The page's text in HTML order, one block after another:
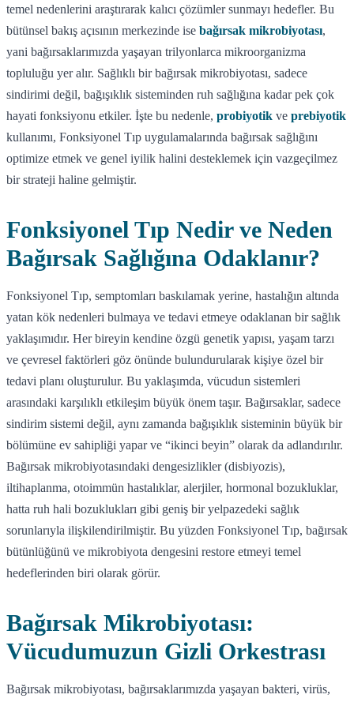
temel nedenlerini araştırarak kalıcı çözümler sunmayı hedefler. Bu
bütünsel bakış açısının merkezinde ise bağırsak mikrobiyotası,
yani bağırsaklarımızda yaşayan trilyonlarca mikroorganizma
topluluğu yer alır. Sağlıklı bir bağırsak mikrobiyotası, sadece
sindirimi değil, bağışıklık sisteminden ruh sağlığına kadar pek çok
hayati fonksiyonu etkiler. İşte bu nedenle, probiyotik ve prebiyotik
kullanımı, Fonksiyonel Tıp uygulamalarında bağırsak sağlığını
optimize etmek ve genel iyilik halini desteklemek için vazgeçilmez
bir strateji haline gelmiştir.
Fonksiyonel Tıp Nedir ve Neden
Bağırsak Sağlığına Odaklanır?
Fonksiyonel Tıp, semptomları baskılamak yerine, hastalığın altında
yatan kök nedenleri bulmaya ve tedavi etmeye odaklanan bir sağlık
yaklaşımıdır. Her bireyin kendine özgü genetik yapısı, yaşam tarzı
ve çevresel faktörleri göz önünde bulundurularak kişiye özel bir
tedavi planı oluşturulur. Bu yaklaşımda, vücudun sistemleri
arasındaki karşılıklı etkileşim büyük önem taşır. Bağırsaklar, sadece
sindirim sistemi değil, aynı zamanda bağışıklık sisteminin büyük bir
bölümüne ev sahipliği yapar ve “ikinci beyin” olarak da adlandırılır.
Bağırsak mikrobiyotasındaki dengesizlikler (disbiyozis),
iltihaplanma, otoimmün hastalıklar, alerjiler, hormonal bozukluklar,
hatta ruh hali bozuklukları gibi geniş bir yelpazedeki sağlık
sorunlarıyla ilişkilendirilmiştir. Bu yüzden Fonksiyonel Tıp, bağırsak
bütünlüğünü ve mikrobiyota dengesini restore etmeyi temel
hedeflerinden biri olarak görür.
Bağırsak Mikrobiyotası:
Vücudumuzun Gizli Orkestrası
Bağırsak mikrobiyotası, bağırsaklarımızda yaşayan bakteri, virüs,